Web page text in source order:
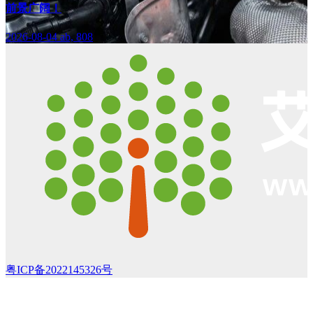
前景广阔！
2026-08-04ab, 808
粤ICP备2022145326号